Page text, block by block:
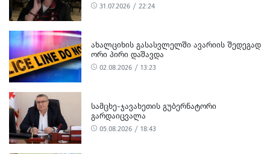
31.07.2026 / 22:24
ᲐᲮᲐᲚᲪᲘᲮᲘᲡ ᲒᲐᲡᲐᲡᲕᲚᲔᲚᲨᲘ ᲐᲕᲐᲠᲘᲘᲡ ᲨᲔᲓᲔᲒᲐᲓ
ᲝᲠᲘ ᲞᲘᲠᲘ ᲓᲐᲨᲐᲕᲓᲐ
02.08.2026 / 13:23
ᲡᲐᲛᲪᲮᲔ-ᲯᲐᲕᲐᲮᲔᲗᲘᲡ ᲒᲣᲑᲔᲠᲜᲐᲢᲝᲠᲘ
ᲒᲐᲠᲓᲐᲘᲪᲕᲐᲚᲐ
05.08.2026 / 18:43